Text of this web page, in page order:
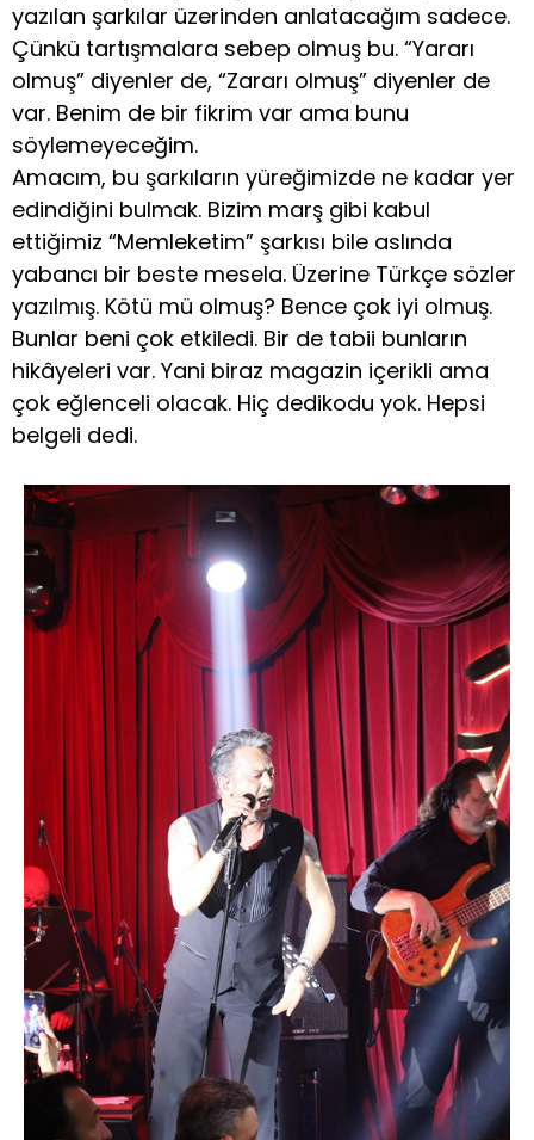
yazılan şarkılar üzerinden anlatacağım sadece.
Çünkü tartışmalara sebep olmuş bu. “Yararı
olmuş” diyenler de, “Zararı olmuş” diyenler de
var. Benim de bir fikrim var ama bunu
söylemeyeceğim.
Amacım, bu şarkıların yüreğimizde ne kadar yer
edindiğini bulmak. Bizim marş gibi kabul
ettiğimiz “Memleketim” şarkısı bile aslında
yabancı bir beste mesela. Üzerine Türkçe sözler
yazılmış. Kötü mü olmuş? Bence çok iyi olmuş.
Bunlar beni çok etkiledi. Bir de tabii bunların
hikâyeleri var. Yani biraz magazin içerikli ama
çok eğlenceli olacak. Hiç dedikodu yok. Hepsi
belgeli dedi.